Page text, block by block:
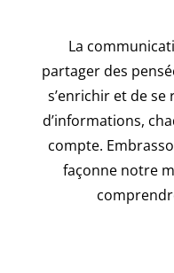
La
partager des
s’enrichir et de
d’informations,
compte.
façonne notre